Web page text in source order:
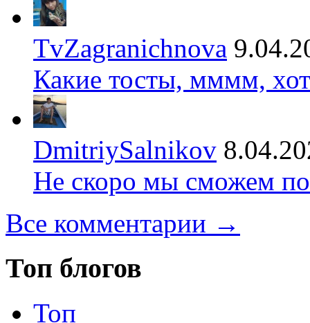
TvZagranichnova
Какие тосты, мммм,
DmitriySalnikov
Не скоро мы сможем
Все комментарии →
Топ блогов
Топ